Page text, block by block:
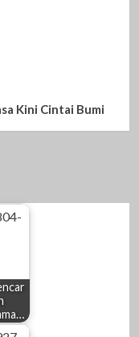
Kini Cintai Bumi